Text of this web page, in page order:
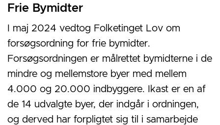
Frie Bymidter
I maj 2024 vedtog Folketinget Lov om
forsøgsordning for frie bymidter.
Forsøgsordningen er målrettet bymidterne i de
mindre og mellemstore byer med mellem
4.000 og 20.000 indbyggere. Ikast er en af
de 14 udvalgte byer, der indgår i ordningen,
og derved har forpligtet sig til i samarbejde